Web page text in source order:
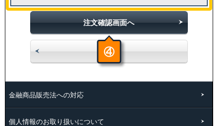
注文確認画面へ
④
中止
金融商品販売法への対応
個人情報のお取り扱いについて